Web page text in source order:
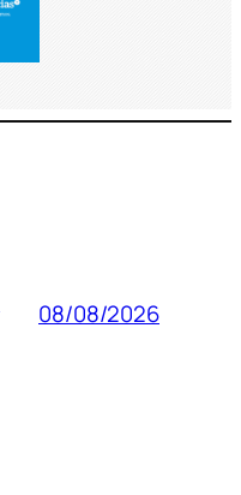
08/08/2026